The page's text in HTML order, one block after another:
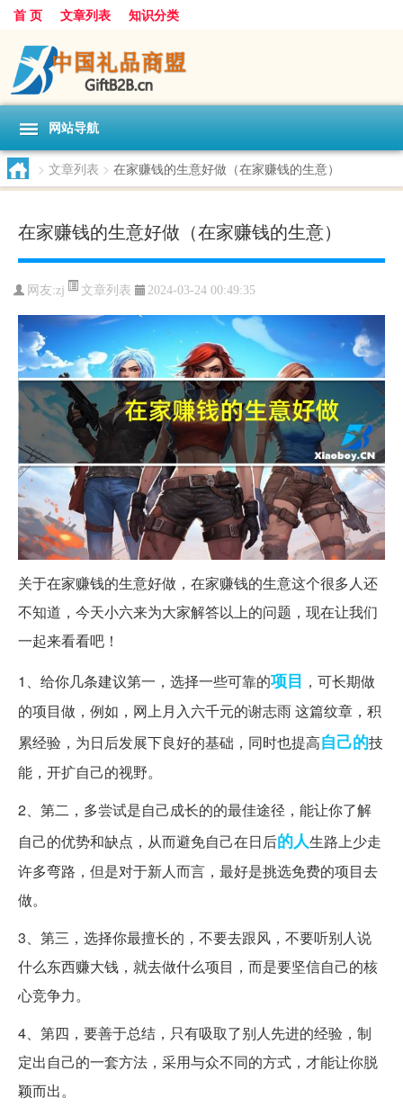
首 页 文章列表 知识分类
网站导航
> 文章列表 > 在家赚钱的生意好做（在家赚钱的生意）
在家赚钱的生意好做（在家赚钱的生意）
网友:zj 文章列表 2024-03-24 00:49:35
关于在家赚钱的生意好做，在家赚钱的生意这个很多人还
不知道，今天小六来为大家解答以上的问题，现在让我们
一起来看看吧！
1、给你几条建议第一，选择一些可靠的项目 ，可长期做
的项目做，例如，网上月入六千元的谢志雨 这篇纹章，积
累经验，为日后发展下良好的基础，同时也提高自己的技
能，开扩自己的视野。
2、第二，多尝试是自己成长的的最佳途径，能让你了解
自己的优势和缺点，从而避免自己在日后的人生路上少走
许多弯路，但是对于新人而言，最好是挑选免费的项目去
做。
3、第三，选择你最擅长的，不要去跟风，不要听别人说
什么东西赚大钱，就去做什么项目，而是要坚信自己的核
心竞争力。
4、第四，要善于总结，只有吸取了别人先进的经验，制
定出自己的一套方法，采用与众不同的方式，才能让你脱
颖而出。